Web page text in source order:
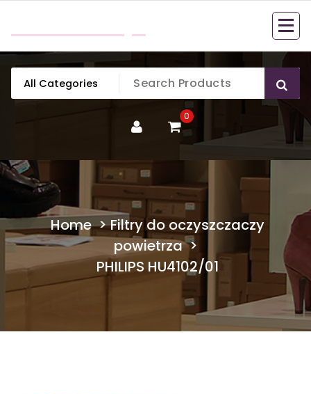
content
0
Home>Filtry do oczyszczaczy
powietrza>
PHILIPS HU4102/01